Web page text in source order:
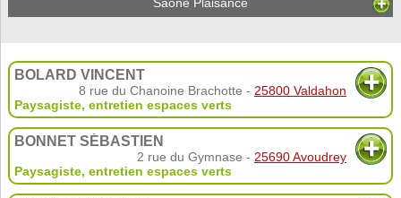
Saône Plaisance
BOLARD VINCENT
8 rue du Chanoine Brachotte - 25800 Valdahon
Paysagiste, entretien espaces verts
BONNET SÉBASTIEN
2 rue du Gymnase - 25690 Avoudrey
Paysagiste, entretien espaces verts